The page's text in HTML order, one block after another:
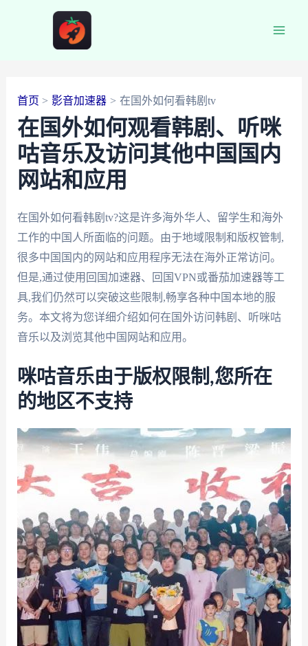
首页 影音加速器 在国外如何看韩剧tv
在国外如何观看韩剧、听咪
咕音乐及访问其他中国国内
网站和应用
在国外如何看韩剧tv?这是许多海外华人、留学生和海外
工作的中国人所面临的问题。由于地域限制和版权管制,
很多中国国内的网站和应用程序无法在海外正常访问。
但是,通过使用回国加速器、回国VPN或番茄加速器等工
具,我们仍然可以突破这些限制,畅享各种中国本地的服
务。本文将为您详细介绍如何在国外访问韩剧、听咪咕
音乐以及浏览其他中国网站和应用。
咪咕音乐由于版权限制,您所在
的地区不支持